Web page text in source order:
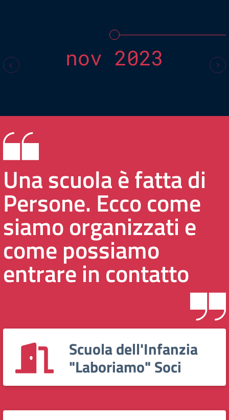
nov 2023
Una scuola è fatta di
Persone. Ecco come
siamo organizzati e
come possiamo
entrare in contatto
Scuola dell'Infanzia
"Laboriamo" Soci